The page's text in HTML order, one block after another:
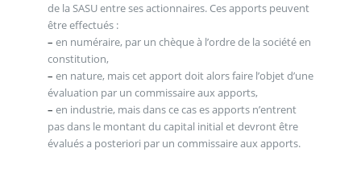
de la SASU entre ses actionnaires. Ces apports peuvent
être effectués :
– en numéraire, par un chèque à l’ordre de la société en
constitution,
– en nature, mais cet apport doit alors faire l’objet d’une
évaluation par un commissaire aux apports,
– en industrie, mais dans ce cas es apports n’entrent
pas dans le montant du capital initial et devront être
évalués a posteriori par un commissaire aux apports.